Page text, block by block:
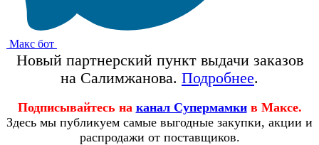
Макс бот
Новый партнерский пункт выдачи заказов
на Салимжанова. Подробнее.
Подписывайтесь на канал Супермамки в Максе.
Здесь мы публикуем самые выгодные закупки, акции и
распродажи от поставщиков.